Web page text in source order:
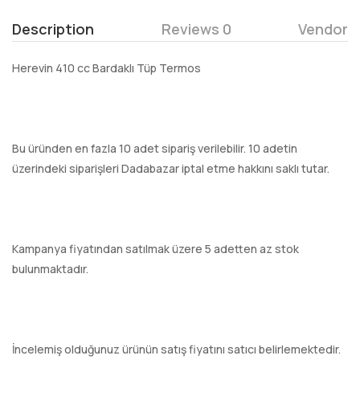
Description Reviews 0 Vendor
Herevin 410 cc Bardaklı Tüp Termos
Bu üründen en fazla 10 adet sipariş verilebilir. 10 adetin
üzerindeki siparişleri Dadabazar iptal etme hakkını saklı tutar.
Kampanya fiyatından satılmak üzere 5 adetten az stok
bulunmaktadır.
İncelemiş olduğunuz ürünün satış fiyatını satıcı belirlemektedir.